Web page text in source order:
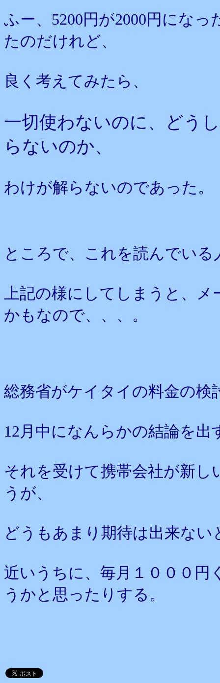
ふー、5200円が2000円にな
たのだけれど、
良く考えてみたら、
一切使わないのに、どう
らないのか、
わけが解らないのであった。
ところで、これを読んでい
上記の様にしてしまうと、
かもなので、、、。
総務省がケイタイの料金の検
12月中になんらかの結論を出
それを受けて携帯会社が新
うが、
どうもあまり期待は出来ない
近いうちに、毎月１０００
うかと思ったりする。